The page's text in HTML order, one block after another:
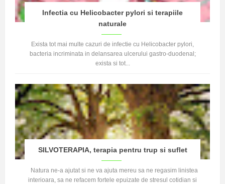
Infectia cu Helicobacter pylori si terapiile
naturale
Exista tot mai multe cazuri de infectie cu Helicobacter pylori,
bacteria incriminata in delansarea ulcerului gastro-duodenal;
exista si tot...
SILVOTERAPIA, terapia pentru trup si suflet
Natura ne-a ajutat si ne va ajuta mereu sa ne regasim linistea
interioara, sa ne refacem fortele epuizate de stresul cotidian si